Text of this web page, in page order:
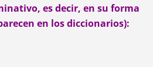
es decir, en su forma
en los diccionarios):